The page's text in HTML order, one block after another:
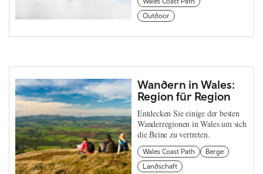
Outdoor
Wandern in Wales:
Region für Region
Entdecken Sie einige der besten
Wanderregionen in Wales um sich
die Beine zu vertreten.
Wales Coast Path
Berge
Landschaft